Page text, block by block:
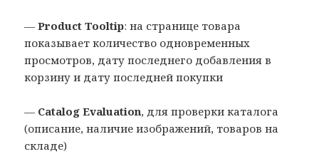
—Product Tooltip: на странице товара
показывает количество одновременных
просмотров, дату последнего добавления в
корзину и дату последней покупки
— Catalog Evaluation, для проверки каталога
(описание, наличие изображений, товаров на
складе)